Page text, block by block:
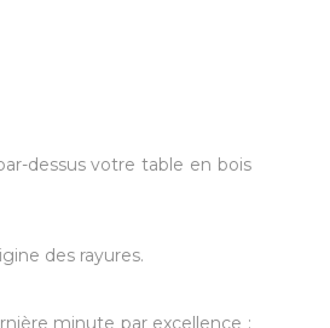
dessus votre table en bois
des rayures.
minute par excellence :